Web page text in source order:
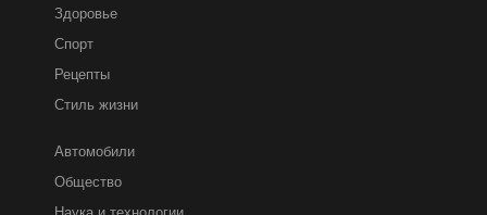
Здоровье
Спорт
Рецепты
Стиль жизни
Автомобили
Общество